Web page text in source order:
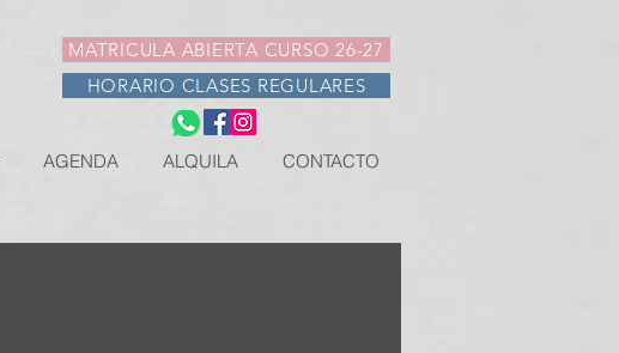
MATRICULA ABIERTA CURSO 26-27
HORARIO CLASES REGULARES
AGENDA ALQUILA CONTACTO